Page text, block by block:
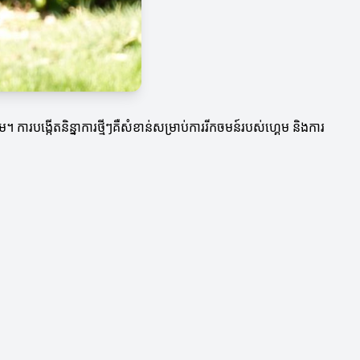
របង្កើតនិន្នាការថ្មីៗគឺសំខាន់សម្រាប់ការរីកចមន៍របស់ហ្គេម និងការ